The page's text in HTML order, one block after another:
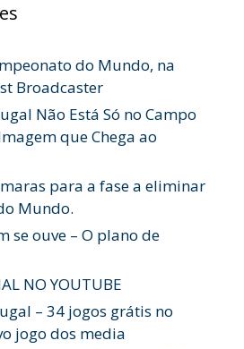
do Mundo, na
Broadcaster
Não Está Só no Campo
que Chega ao
para a fase a eliminar
Mundo.
se ouve – O plano de
NO YOUTUBE
– 34 jogos grátis no
jogo dos media